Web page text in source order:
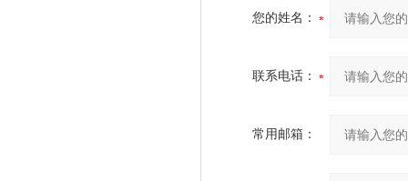
您的姓名：
联系电话：
常用邮箱：